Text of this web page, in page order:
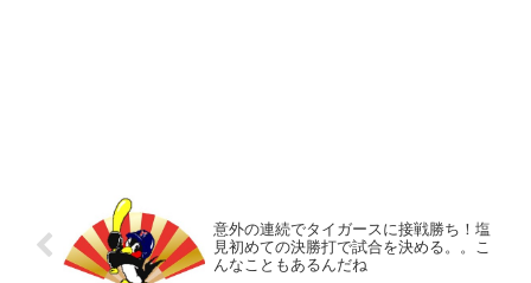
意外の連続でタイガースに接戦勝ち！塩
見初めての決勝打で試合を決める。。こ
んなこともあるんだね